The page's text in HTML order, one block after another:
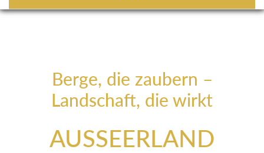
Berge, die zaubern –
Landschaft, die wirkt
AUSSEERLAND